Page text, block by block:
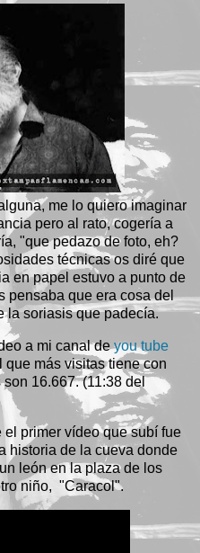
me lo quiero imaginar
pero al rato, cogería a
"que pedazo de foto, eh?
técnicas os diré que
en papel estuvo a punto de
pensaba que era cosa del
la soriasis que padecía.
a mi canal deyou tube
más visitas tiene con
16.667. (11:38 del
primer vídeo que subí fue
historia de la cueva donde
león en la plaza de los
niño, "Caracol".